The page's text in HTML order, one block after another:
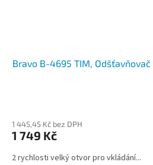
Bravo B-4695 TIM, Odšťavňovač
1 445,45 Kč bez DPH
1 749 Kč
2 rychlosti velký otvor pro vkládání...